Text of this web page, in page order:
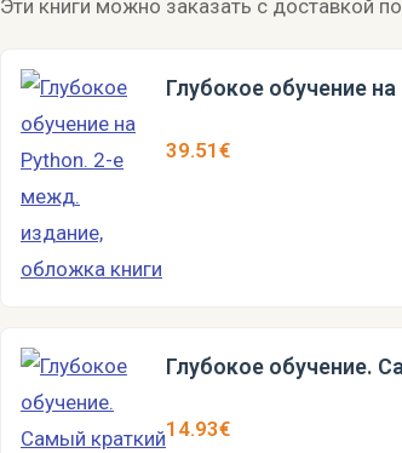
Эти книги можно заказать с доставкой
Глубокое обучение
39.51€
Глубокое обучение.
14.93€